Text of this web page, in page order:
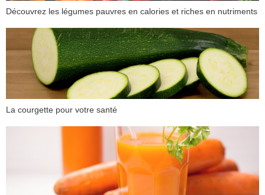
Découvrez les légumes pauvres en calories et riches en nutriments
La courgette pour votre santé